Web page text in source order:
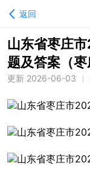
返回
山东省枣庄
题及答案（
更新 2026-06-03